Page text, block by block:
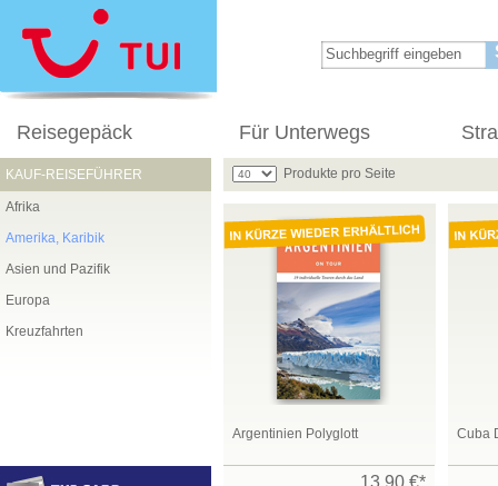
Reisegepäck Für Unterwegs
KAUF-REISEFÜHRER
Afrika
Amerika, Karibik
Asien und Pazifik
Europa
Kreuzfahrten
Produkte pro Seite
Argentinien Polyglott
13,90 €*
Cuba